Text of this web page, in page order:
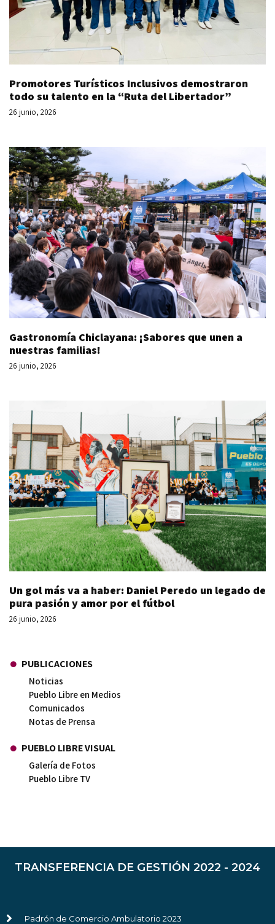
Promotores Turísticos Inclusivos demostraron
todo su talento en la “Ruta del Libertador”
26 junio, 2026
Gastronomía Chiclayana: ¡Sabores que unen a
nuestras familias!
26 junio, 2026
Un gol más va a haber: Daniel Peredo un legado de
pura pasión y amor por el fútbol
26 junio, 2026
PUBLICACIONES
Noticias
Pueblo Libre en Medios
Comunicados
Notas de Prensa
PUEBLO LIBRE VISUAL
Galería de Fotos
Pueblo Libre TV
TRANSFERENCIA DE GESTIÓN 2022 - 2024
Padrón de Comercio Ambulatorio 2023